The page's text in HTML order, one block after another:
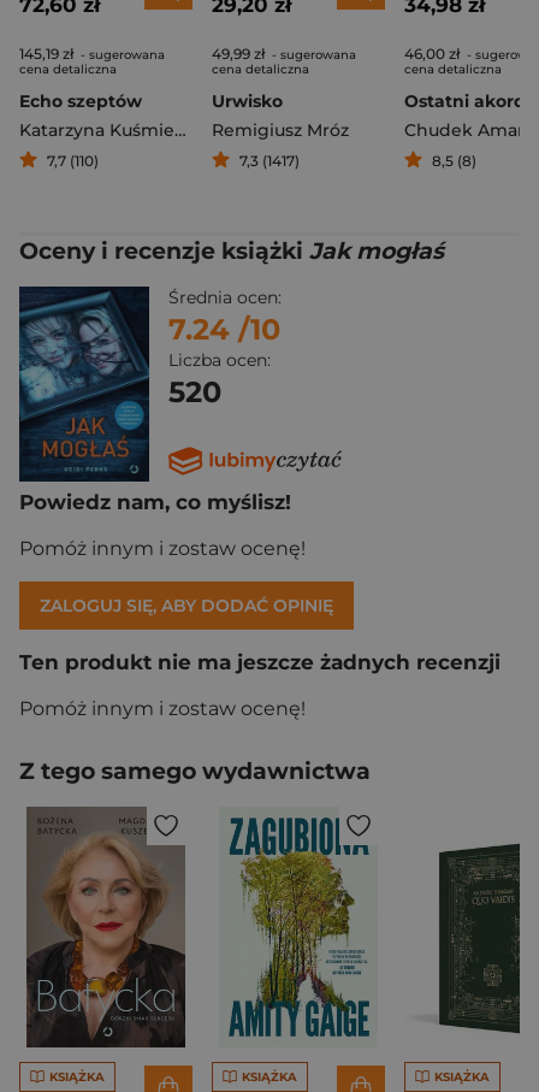
72,60 zł
145,19 zł - sugerowana
cena detaliczna
Echo szeptów
Katarzyna Kuśmierczyk
7,7 (110)
29,20 zł
49,99 zł - sugerowana
cena detaliczna
Urwisko
Remigiusz Mróz
7,3 (1417)
34,98 zł
46,00 zł -
cena detaliczna
8,5 (8)
Oceny i recenzje książki Jak mogłaś
Średnia ocen:
7.24 /10
Liczba ocen:
520
Powiedz nam, co myślisz!
Pomóż innym i zostaw ocenę!
ZALOGUJ SIĘ, ABY DODAĆ OPINIĘ
Ten produkt nie ma jeszcze żadnych recenzji
Pomóż innym i zostaw ocenę!
Z tego samego wydawnictwa
KSIĄŻKA KSIĄŻKA KSIĄŻKA